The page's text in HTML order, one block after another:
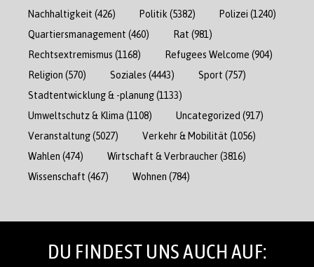
Nachhaltigkeit (426) Politik (5382) Polizei (1240)
Quartiersmanagement (460) Rat (981)
Rechtsextremismus (1168) Refugees Welcome (904)
Religion (570) Soziales (4443) Sport (757)
Stadtentwicklung & -planung(1133)
Umweltschutz & Klima (1108) Uncategorized (917)
Veranstaltung(5027) Verkehr & Mobilität (1056)
Wahlen (474) Wirtschaft & Verbraucher(3816)
Wissenschaft (467) Wohnen (784)
DU FINDEST UNS AUCH AUF: